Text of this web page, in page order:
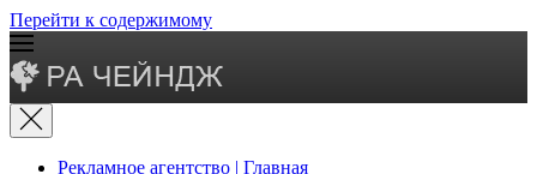
Перейти к содержимому
Рекламное агентство | Главная